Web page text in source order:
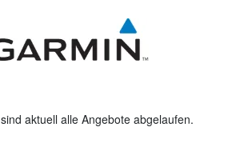
sind aktuell alle Angebote abgelaufen.